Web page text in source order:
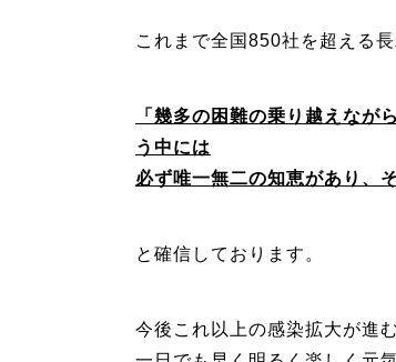
これまで全国850社を超える
「幾多の困難の乗り越えなが
う中には
必ず唯一無二の知恵があり、
と確信しております。
今後これ以上の感染拡大が進